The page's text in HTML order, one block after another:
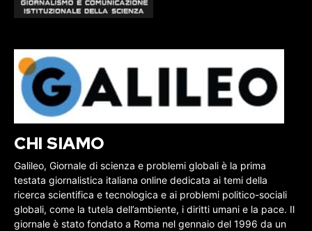
CHI SIAMO
Galileo, Giornale di scienza e problemi globali è la prima
testata giornalistica italiana online dedicata ai temi della
ricerca scientifica e tecnologica e ai problemi politico-sociali
globali, come la tutela dell’ambiente, i diritti umani e la pace. Il
giornale è stato fondato a Roma nel gennaio del 1996 da un